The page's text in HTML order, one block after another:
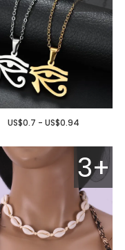
US$0.7 - US$0.94
3+